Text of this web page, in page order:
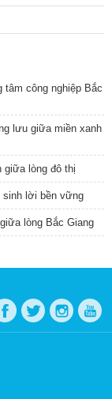
công nghiệp Bắc
lưu giữa miền xanh
giữa lòng đô thị
sinh lời bền vững
lòng Bắc Giang